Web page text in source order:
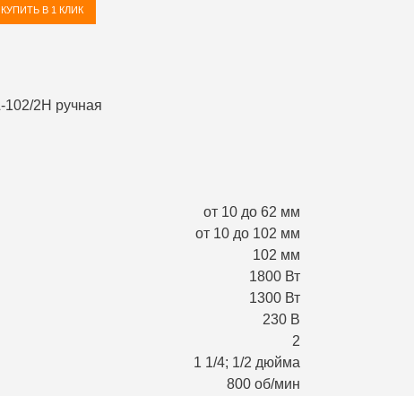
КУПИТЬ В 1 КЛИК
от 10 до 62 мм
от 10 до 102 мм
102 мм
1800 Вт
1300 Вт
230 В
2
1 1/4; 1/2 дюйма
800 об/мин